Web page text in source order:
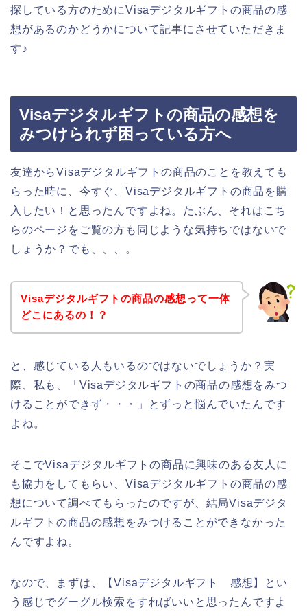
探している方のためにVisaデジタルギフトの商品の感
想があるのかどうかについて記事にさせていただきま
す♪
Visaデジタルギフトの商品の感想を
みつけられず困っている方へ
友達からVisaデジタルギフトの商品のことを教えても
らった時に、今すぐ、Visaデジタルギフトの商品を購
入したい！と思ったんですよね。たぶん、それはこち
らのページをご覧の方も同じような気持ちではないで
しょうか？でも、、、。
Visaデジタルギフトの商品の感想って一体
どこにあるの！？
と、感じている人もいるのではないでしょうか？実
際、私も、「Visaデジタルギフトの商品の感想をみつ
けることができず・・・」とずっと悩んでいたんです
よね。
そこでVisaデジタルギフトの商品に興味のある友人に
も協力をしてもらい、Visaデジタルギフトの商品の感
想について調べてもらったのですが、結局Visaデジタ
ルギフトの商品の感想をみつけることができなかった
んですよね。
なので、まずは、【Visaデジタルギフト 感想】とい
う感じでグーグル検索をすればいいと思ったんですよ